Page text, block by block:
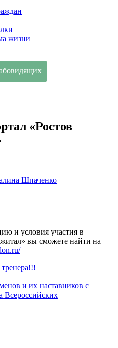
жизни
«Ростов
Шпаченко
и условия участия в
вы сможете найти на
и их наставников с